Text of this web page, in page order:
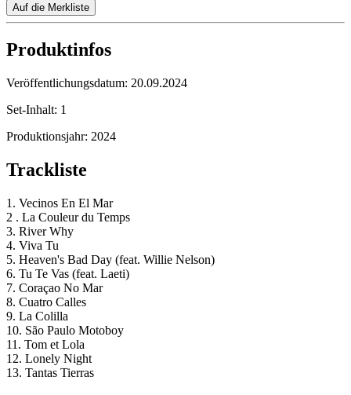
Auf die Merkliste
Produktinfos
Veröffentlichungsdatum: 20.09.2024
Set-Inhalt: 1
Produktionsjahr: 2024
Trackliste
1. Vecinos En El Mar
2 . La Couleur du Temps
3. River Why
4. Viva Tu
5. Heaven's Bad Day (feat. Willie Nelson)
6. Tu Te Vas (feat. Laeti)
7. Coraçao No Mar
8. Cuatro Calles
9. La Colilla
10. São Paulo Motoboy
11. Tom et Lola
12. Lonely Night
13. Tantas Tierras